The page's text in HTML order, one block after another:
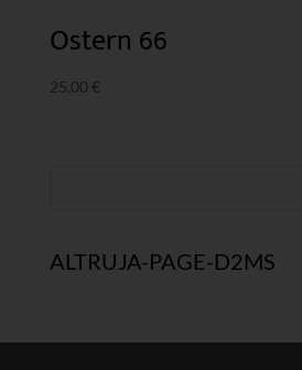
Ostern 66
25,00 €
ALTRUJA-PAGE-D2MS